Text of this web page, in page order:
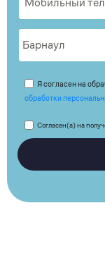
Я согласен на
обработки
Согласен(а) на